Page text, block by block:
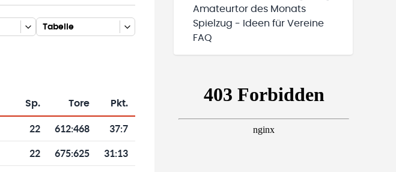
Tabelle
Sp. Tore Pkt.
22 612:468 37:7
22 675:625 31:13
Amateurtor des Monats
Spielzug - Ideen für Vereine
FAQ